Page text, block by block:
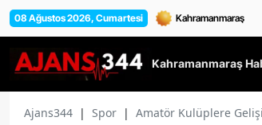
08 Ağustos 2026, Cumartesi
Kahramanmaraş
Ajans344 | Spor | Amatör Kulüplere